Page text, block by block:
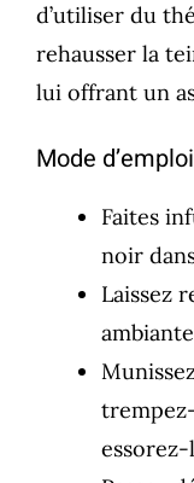
d’utiliser du
rehausser la
lui offrant un
Mode
Faites
noir
Laissez
ambiante